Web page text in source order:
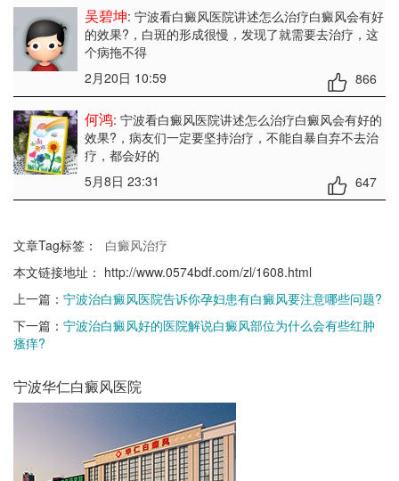
吴碧坤: 宁波看白癜风医院讲述怎么治疗白癜风会有好
的效果? ，白斑的形成很慢，发现了就需要去治疗，这
个病拖不得
2月20日 10:59
866
何鸿: 宁波看白癜风医院讲述怎么治疗白癜风会有好的
效果? ，病友们一定要坚持治疗，不能自暴自弃不去治
疗，都会好的
5月8日 23:31
647
文章Tag标签：
白癜风治疗
本文链接地址： http://www.0574bdf.com/zl/1608.html
上一篇： 宁波治白癜风医院告诉你孕妇患有白癜风要注意哪些问题?
下一篇： 宁波治白癜风好的医院解说白癜风部位为什么会有些红肿
瘙痒?
宁波华仁白癜风医院